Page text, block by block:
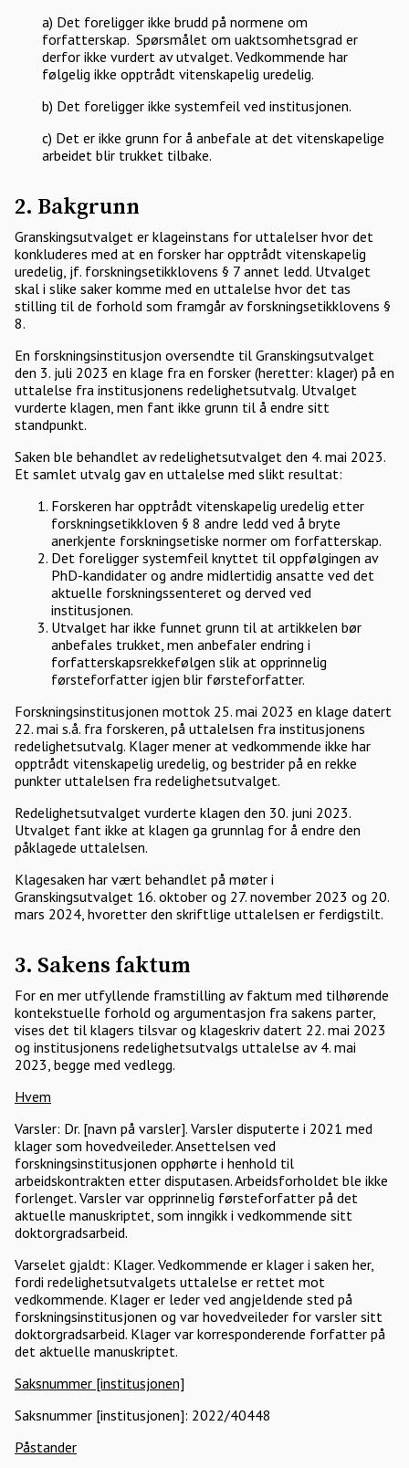
a) Det foreligger ikke brudd på normene om
forfatterskap. Spørsmålet om uaktsomhetsgrad er
derfor ikke vurdert av utvalget. Vedkommende har
følgelig ikke opptrådt vitenskapelig uredelig.
b) Det foreligger ikke systemfeil ved institusjonen.
c) Det er ikke grunn for å anbefale at det vitenskapelige
arbeidet blir trukket tilbake.
2. Bakgrunn
Granskingsutvalget er klageinstans for uttalelser hvor det
konkluderes med at en forsker har opptrådt vitenskapelig
uredelig, jf. forskningsetikklovens § 7 annet ledd. Utvalget
skal i slike saker komme med en uttalelse hvor det tas
stilling til de forhold som framgår av forskningsetikklovens §
8.
En forskningsinstitusjon oversendte til Granskingsutvalget
den 3. juli 2023 en klage fra en forsker (heretter: klager) på en
uttalelse fra institusjonens redelighetsutvalg. Utvalget
vurderte klagen, men fant ikke grunn til å endre sitt
standpunkt.
Saken ble behandlet av redelighetsutvalget den 4. mai 2023.
Et samlet utvalg gav en uttalelse med slikt resultat:
Forskeren har opptrådt vitenskapelig uredelig etter
forskningsetikkloven § 8 andre ledd ved å bryte
anerkjente forskningsetiske normer om forfatterskap.
Det foreligger systemfeil knyttet til oppfølgingen av
PhD-kandidater og andre midlertidig ansatte ved det
aktuelle forskningssenteret og derved ved
institusjonen.
Utvalget har ikke funnet grunn til at artikkelen bør
anbefales trukket, men anbefaler endring i
forfatterskapsrekkefølgen slik at opprinnelig
førsteforfatter igjen blir førsteforfatter.
Forskningsinstitusjonen mottok 25. mai 2023 en klage datert
22. mai s.å. fra forskeren, på uttalelsen fra institusjonens
redelighetsutvalg. Klager mener at vedkommende ikke har
opptrådt vitenskapelig uredelig, og bestrider på en rekke
punkter uttalelsen fra redelighetsutvalget.
Redelighetsutvalget vurderte klagen den 30. juni 2023.
Utvalget fant ikke at klagen ga grunnlag for å endre den
påklagede uttalelsen.
Klagesaken har vært behandlet på møter i
Granskingsutvalget 16. oktober og 27. november 2023 og 20.
mars 2024, hvoretter den skriftlige uttalelsen er ferdigstilt.
3. Sakens faktum
For en mer utfyllende framstilling av faktum med tilhørende
kontekstuelle forhold og argumentasjon fra sakens parter,
vises det til klagers tilsvar og klageskriv datert 22. mai 2023
og institusjonens redelighetsutvalgs uttalelse av 4. mai
2023, begge med vedlegg.
Hvem
Varsler: Dr. [navn på varsler]. Varsler disputerte i 2021 med
klager som hovedveileder. Ansettelsen ved
forskningsinstitusjonen opphørte i henhold til
arbeidskontrakten etter disputasen. Arbeidsforholdet ble ikke
forlenget. Varsler var opprinnelig førsteforfatter på det
aktuelle manuskriptet, som inngikk i vedkommende sitt
doktorgradsarbeid.
Varselet gjaldt: Klager. Vedkommende er klager i saken her,
fordi redelighetsutvalgets uttalelse er rettet mot
vedkommende. Klager er leder ved angjeldende sted på
forskningsinstitusjonen og var hovedveileder for varsler sitt
doktorgradsarbeid. Klager var korresponderende forfatter på
det aktuelle manuskriptet.
Saksnummer [institusjonen]
Saksnummer [institusjonen]: 2022/40448
Påstander